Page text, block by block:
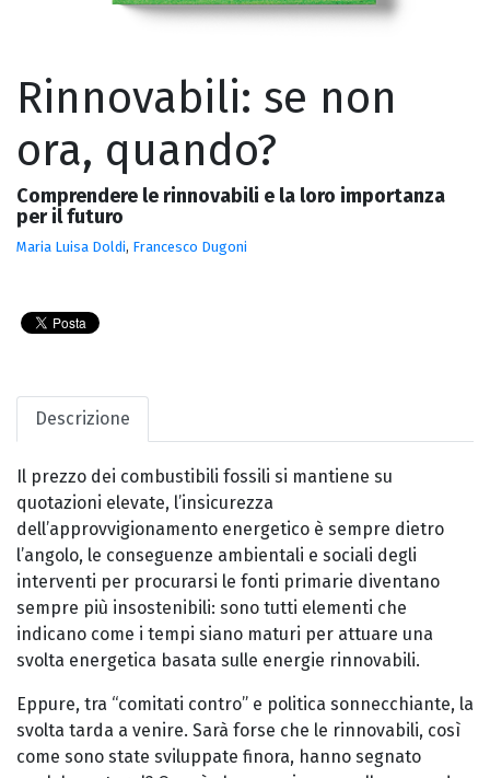
Rinnovabili: se non
ora, quando?
Comprendere le rinnovabili e la loro importanza
per il futuro
Maria Luisa Doldi, Francesco Dugoni
Descrizione
Il prezzo dei combustibili fossili si mantiene su
quotazioni elevate, l’insicurezza
dell’approvvigionamento energetico è sempre dietro
l’angolo, le conseguenze ambientali e sociali degli
interventi per procurarsi le fonti primarie diventano
sempre più insostenibili: sono tutti elementi che
indicano come i tempi siano maturi per attuare una
svolta energetica basata sulle energie rinnovabili.
Eppure, tra “comitati contro” e politica sonnecchiante, la
svolta tarda a venire. Sarà forse che le rinnovabili, così
come sono state sviluppate finora, hanno segnato